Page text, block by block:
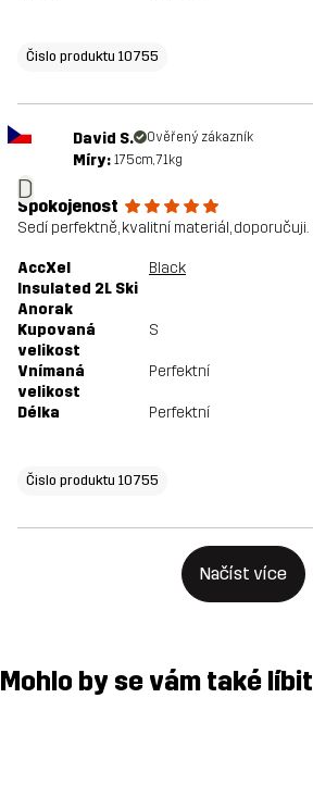
Čislo produktu 10755
D
David S. Ověřený zákazník
Míry: 175cm, 71kg
Spokojenost
Sedí perfektně, kvalitní materiál, doporučuji.
AccXel
Insulated 2L Ski
Anorak
Black
Kupovaná
velikost
S
Vnímaná
velikost
Perfektní
Délka Perfektní
Čislo produktu 10755
Načíst více
Mohlo by se vám také líbit